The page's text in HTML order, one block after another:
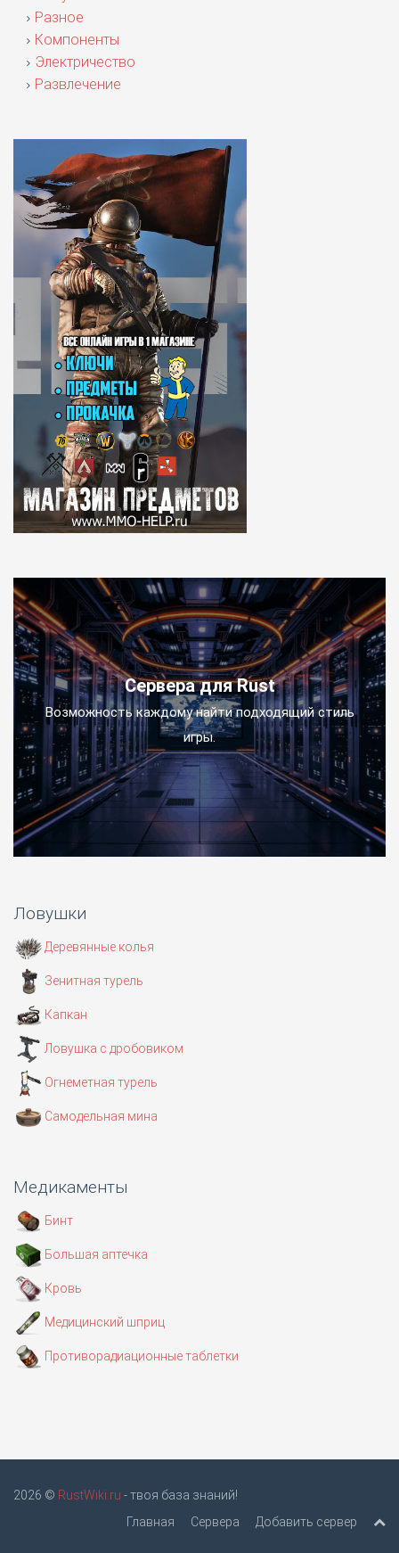
Разное
Компоненты
Электричество
Развлечение
Сервера для Rust
Возможность каждому найти подходящий стиль
игры.
Ловушки
Деревянные колья
Зенитная турель
Капкан
Ловушка с дробовиком
Огнеметная турель
Самодельная мина
Медикаменты
Бинт
Большая аптечка
Кровь
Медицинский шприц
Противорадиационные таблетки
2026 © RustWiki.ru - твоя база знаний!
Главная
Сервера Добавить сервер